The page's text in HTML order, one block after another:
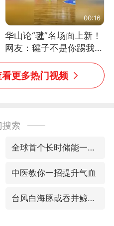
00:16
华山论“毽”名场面上新！
网友：毽子不是你踢我
捡，我踢你捡吗
更多热门视频
搜索
全球首个长时储能一体化产业园量产
中医教你一招提升气血
台风白海豚或吞并鲸鱼 登陆地点更新